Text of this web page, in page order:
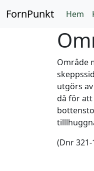
FornPunkt Hem
Område
utgörs
då för att
(Dnr 321-